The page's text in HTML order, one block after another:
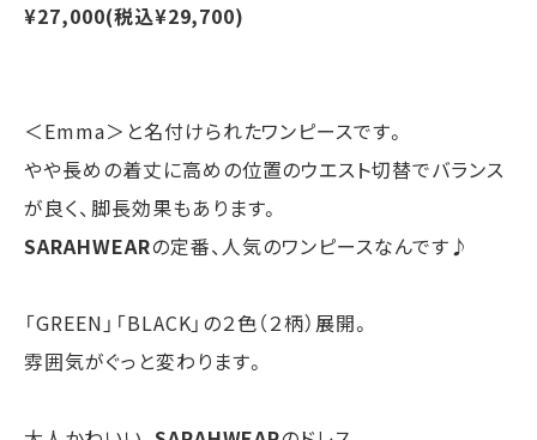
¥27,000(税込¥29,700)
＜Emma＞と名付けられたワンピースです。
やや長めの着丈に高めの位置のウエスト切替でバランス
が良く、脚長効果もあります。
SARAHWEARの定番、人気のワンピースなんです♪
「GREEN」「BLACK」の２色（２柄）展開。
雰囲気がぐっと変わります。